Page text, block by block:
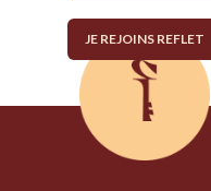
JE REJOINS REFLET